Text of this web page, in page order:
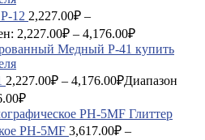
12 2,227.00₽ –
2,227.00₽ – 4,176.00₽
2,227.00₽ – 4,176.00₽Диапазон
Глиттер
PH-5MF 3,617.00₽ –